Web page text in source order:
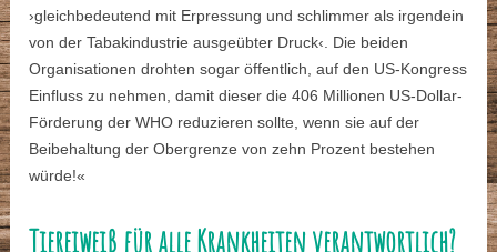
›gleichbedeutend mit Erpressung und schlimmer als irgendein
von der Tabakindustrie ausgeübter Druck‹. Die beiden
Organisationen drohten sogar öffentlich, auf den US-Kongress
Einfluss zu nehmen, damit dieser die 406 Millionen US-Dollar-
Förderung der WHO reduzieren sollte, wenn sie auf der
Beibehaltung der Obergrenze von zehn Prozent bestehen
würde!«
Tiereiweiß für alle Krankheiten verantwortlich?